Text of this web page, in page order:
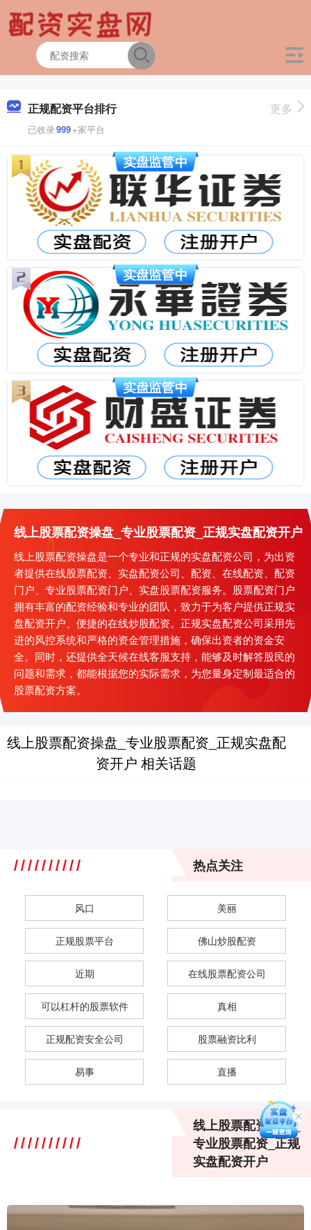
正规配资平台排行
已收录999+家平台
更多
线上股票配资操盘_专业股票配资_正规实盘配资开户
线上股票配资操盘是一个专业和正规的实盘配资公司，为出资
者提供在线股票配资、实盘配资公司、配资、在线配资、配资
门户、专业股票配资门户、实盘股票配资服务。股票配资门户
拥有丰富的配资经验和专业的团队，致力于为客户提供正规实
盘配资开户、便捷的在线炒股配资。正规实盘配资公司采用先
进的风控系统和严格的资金管理措施，确保出资者的资金安
全。同时，还提供全天候在线客服支持，能够及时解答股民的
问题和需求，都能根据您的实际需求，为您量身定制最适合的
股票配资方案。
线上股票配资操盘_专业股票配资_正规实盘配
资开户 相关话题
热点关注
风口 美丽
正规股票平台 佛山炒股配资
近期 在线股票配资公司
可以杠杆的股票软件 真相
正规配资安全公司 股票融资比利
易事 直播
线上股票配资操盘_
专业股票配资_正规
实盘配资开户